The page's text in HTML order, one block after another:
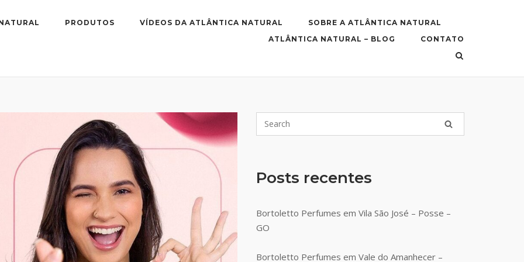
PRODUTOS VÍDEOS DA ATLÂNTICA NATURAL
SOBRE A ATLÂNTICA NATURAL
ATLÂNTICA NATURAL – BLOG
CONTATO
Posts recentes
Bortoletto Perfumes em Vila São José – Posse –
GO
Bortoletto Perfumes em Vale do Amanhecer –